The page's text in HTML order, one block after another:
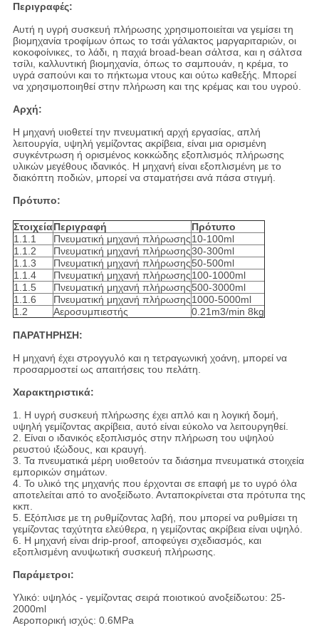
Περιγραφές:
Αυτή η υγρή συσκευή πλήρωσης χρησιμοποιείται να γεμίσει τη
βιομηχανία τροφίμων όπως το τσάι γάλακτος μαργαριταριών, οι
κοκοφοίνικες, το λάδι, η παχιά broad-bean σάλτσα, και η σάλτσα
τσίλι, καλλυντική βιομηχανία, όπως το σαμπουάν, η κρέμα, το
υγρά σαπούνι και το πήκτωμα ντους και ούτω καθεξής. Μπορεί
να χρησιμοποιηθεί στην πλήρωση και της κρέμας και του υγρού.
Αρχή:
Η μηχανή υιοθετεί την πνευματική αρχή εργασίας, απλή
λειτουργία, υψηλή γεμίζοντας ακρίβεια, είναι μια ορισμένη
συγκέντρωση ή ορισμένος κοκκώδης εξοπλισμός πλήρωσης
υλικών μεγέθους ιδανικός. Η μηχανή είναι εξοπλισμένη με το
διακόπτη ποδιών, μπορεί να σταματήσει ανά πάσα στιγμή.
Πρότυπο:
ΣτοιχείαΠεριγραφή
Πρότυπο
1.1.1
Πνευματική μηχανή πλήρωσης10-100ml
1.1.2
Πνευματική μηχανή πλήρωσης30-300ml
1.1.3
Πνευματική μηχανή πλήρωσης50-500ml
1.1.4
Πνευματική μηχανή πλήρωσης100-1000ml
1.1.5
Πνευματική μηχανή πλήρωσης500-3000ml
1.1.6
Πνευματική μηχανή πλήρωσης1000-5000ml
1.2
Αεροσυμπιεστής 0.21m3/min 8kg
ΠΑΡΑΤΗΡΗΣΗ:
Η μηχανή έχει στρογγυλό και η τετραγωνική χοάνη, μπορεί να
προσαρμοστεί ως απαιτήσεις του πελάτη.
Χαρακτηριστικά:
1. Η υγρή συσκευή πλήρωσης έχει απλό και η λογική δομή,
υψηλή γεμίζοντας ακρίβεια, αυτό είναι εύκολο να λειτουργηθεί.
2. Είναι ο ιδανικός εξοπλισμός στην πλήρωση του υψηλού
ρευστού ιξώδους, και κραυγή.
3. Τα πνευματικά μέρη υιοθετούν τα διάσημα πνευματικά στοιχεία
εμπορικών σημάτων.
4. Το υλικό της μηχανής που έρχονται σε επαφή με το υγρό όλα
αποτελείται από το ανοξείδωτο. Ανταποκρίνεται στα πρότυπα της
κκπ.
5. Εξόπλισε με τη ρυθμίζοντας λαβή, που μπορεί να ρυθμίσει τη
γεμίζοντας ταχύτητα ελεύθερα, η γεμίζοντας ακρίβεια είναι υψηλό.
6. Η μηχανή είναι drip-proof, αποφεύγει σχεδιασμός, και
εξοπλισμένη ανυψωτική συσκευή πλήρωσης.
Παράμετροι:
Υλικό: υψηλός - γεμίζοντας σειρά ποιοτικού ανοξείδωτου: 25-
2000ml
Αεροπορική ισχύς: 0.6MPa